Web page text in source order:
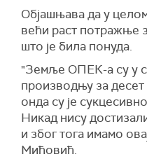
Објашњава да у
већи раст потражње
што је била понуда.
"Земље ОПЕК-а су у
производњу за
онда су је
Никад нису
и због тога имамо
Мићовић.